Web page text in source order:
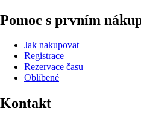
Pomoc s prvním
Jak nakupovat
Registrace
Rezervace času
Oblíbené
Kontakt